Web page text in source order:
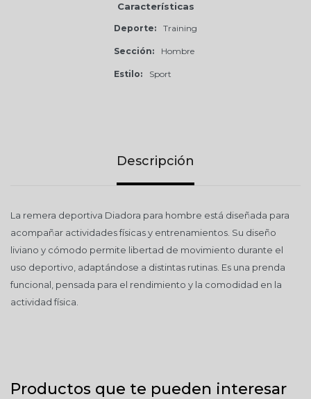
Características
Deporte Training
Sección Hombre
Estilo Sport
Descripción
La remera deportiva Diadora para hombre está diseñada para
acompañar actividades físicas y entrenamientos. Su diseño
liviano y cómodo permite libertad de movimiento durante el
uso deportivo, adaptándose a distintas rutinas. Es una prenda
funcional, pensada para el rendimiento y la comodidad en la
actividad física.
Productos que te pueden interesar